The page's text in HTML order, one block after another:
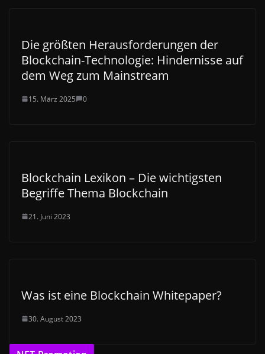
Die größten Herausforderungen der
Blockchain-Technologie: Hindernisse auf
dem Weg zum Mainstream
15. März 2025 0
Blockchain Lexikon – Die wichtigsten
Begriffe Thema Blockchain
21. Juni 2023
Was ist eine Blockchain Whitepaper?
30. August 2023